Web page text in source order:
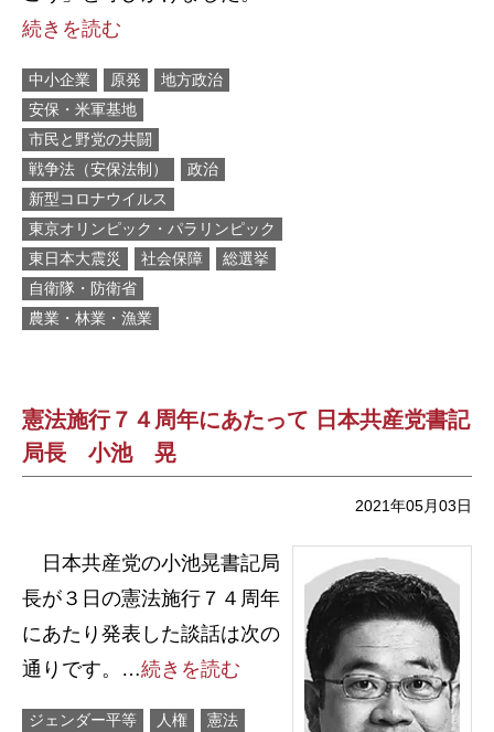
続きを読む
中小企業 原発
地方政治
安保・米軍基地
市民と野党の共闘
戦争法（安保法制）
政治
新型コロナウイルス
東京オリンピック・パラリンピック
東日本大震災
社会保障
総選挙
自衛隊・防衛省
農業・林業・漁業
憲法施行７４周年にあたって 日本共産党書記
局長 小池 晃
2021年05月03日
日本共産党の小池晃書記局
長が３日の憲法施行７４周年
にあたり発表した談話は次の
通りです。…続きを読む
ジェンダー平等 人権
憲法